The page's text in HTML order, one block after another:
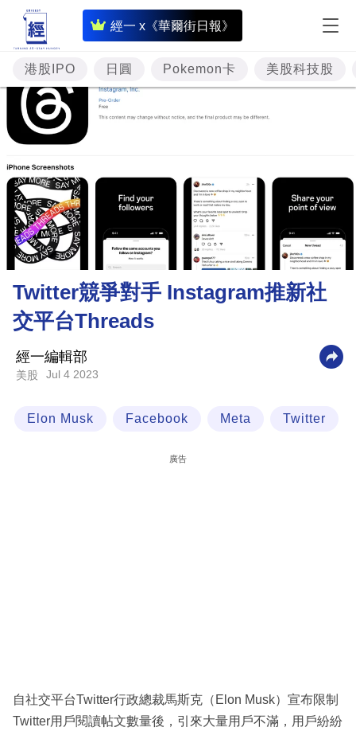
經一 x《華爾街日報》
即
時
財
經
專
市
理
財
商
區
港股IPO 日圓 Pokemon卡 美股科技股
Twitter競爭對手 Instagram推新社
交平台Threads
經一編輯部
美股 Jul 4 2023
Elon Musk Facebook Meta Twitter
廣告
自社交平台Twitter行政總裁馬斯克（Elon Musk）宣布限制
Twitter用戶閱讀帖文數量後，引來大量用戶不滿，用戶紛紛